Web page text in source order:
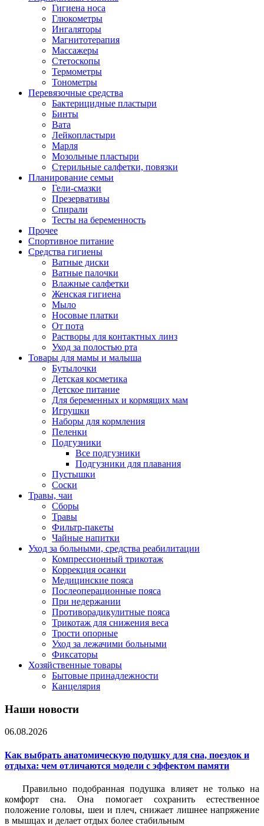
Гигиена носа
Глюкометры
Ингаляторы
Магнитотерапия
Массажеры
Стетоскопы
Термометры
Тонометры
Перевязочные средства
Бактерицидные пластыри
Бинты
Вата
Лейкопластыри
Марля
Мозольные пластыри
Стерильные салфетки, повязки
Планирование семьи
Гели-смазки
Презервативы
Спирали
Тесты на беременность
Прочее
Спортивное питание
Средства гигиены
Ватные диски
Ватные палочки
Влажные салфетки
Женская гигиена
Мыло
Носовые платки
От пота
Растворы для контактных линз
Уход за полостью рта
Товары для мамы и малыша
Бутылочки
Детская косметика
Детское питание
Для беременных и кормящих мам
Игрушки
Наборы для кормления
Пеленки
Подгузники
Все подгузники
Подгузники для плавания
Пустышки
Соски
Травы, чаи
Сборы
Травы
Фильтр-пакеты
Чайные напитки
Уход за больными, средства реабилитации
Компрессионный трикотаж
Коррекция осанки
Медицинские пояса
Послеоперационные пояса
При недержании
Противорадикулитные пояса
Трикотаж для снижения веса
Трости опорные
Уход за лежачими больными
Фиксаторы
Хозяйственные товары
Бытовые принадлежности
Канцелярия
Наши новости
06.08.2026
Как выбрать анатомическую подушку для сна, поездок и
отдыха: чем отличаются модели с эффектом памяти
Правильно подобранная подушка влияет не только на
комфорт сна. Она помогает сохранить естественное
положение головы, шеи и плеч, снижает лишнее напряжение
в мышцах и делает отдых более стабильным